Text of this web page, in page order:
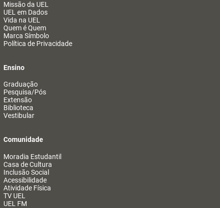
Missão da UEL
UEL em Dados
Vida na UEL
Quem é Quem
Marca Símbolo
Política de Privacidade
Ensino
Graduação
Pesquisa/Pós
Extensão
Biblioteca
Vestibular
Comunidade
Moradia Estudantil
Casa de Cultura
Inclusão Social
Acessibilidade
Atividade Física
TV UEL
UEL FM